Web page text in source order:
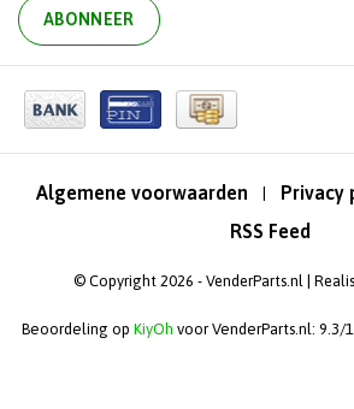
ABONNEER
Algemene voorwaarden | Privacy
RSS Feed
© Copyright 2026 - VenderParts.nl |
Beoordeling op KiyOh voor VenderParts.nl: